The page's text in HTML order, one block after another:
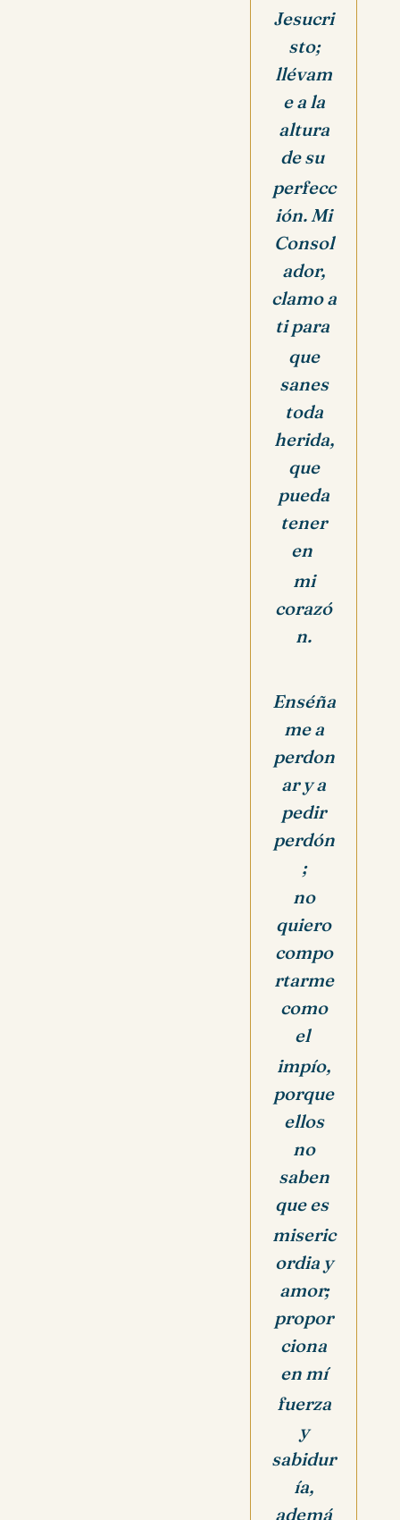
Jesucri
sto;
llévam
e a la
altura
de su
perfecc
ión. Mi
Consol
ador,
clamo a
ti para
que
sanes
toda
herida,
que
pueda
tener
en
mi
corazó
n.
Enséña
me a
perdon
ar y a
pedir
perdón
;
no
quiero
compo
rtarme
como
el
impío,
porque
ellos
no
saben
que es
miseric
ordia y
amor;
propor
ciona
en mí
fuerza
y
sabidur
ía,
ademá